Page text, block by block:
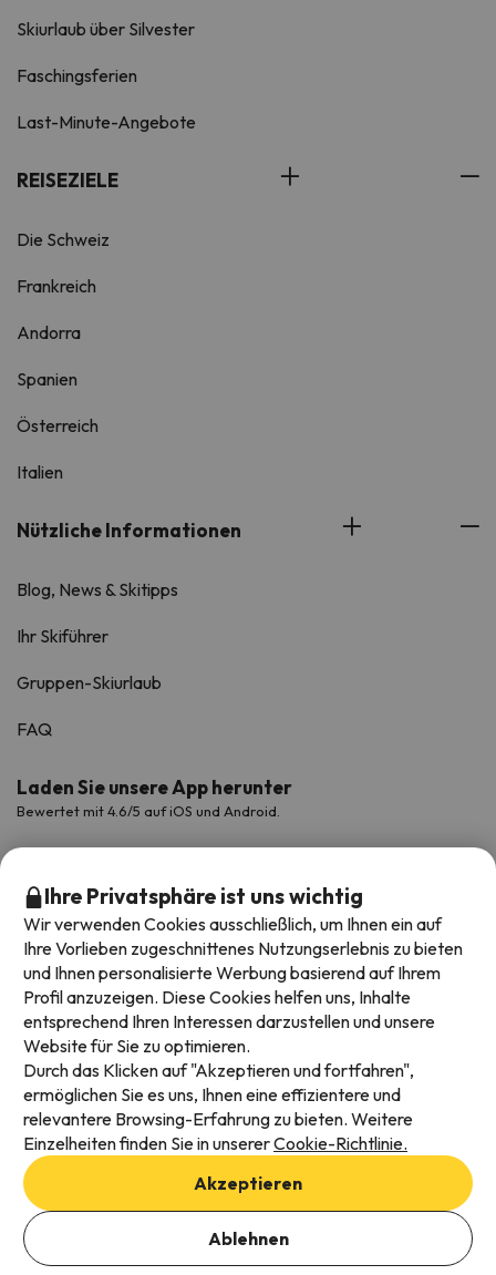
Daten hinzufügen, um Verfügbarkeit zu prüfen
Buchungsdaten auswählen
Skiurlaub über Silvester
Faschingsferien
Last-Minute-Angebote
REISEZIELE
Die Schweiz
Frankreich
Andorra
Spanien
Österreich
Italien
Nützliche Informationen
Blog, News & Skitipps
Ihr Skiführer
Gruppen-Skiurlaub
FAQ
Laden Sie unsere App herunter
Bewertet mit 4.6/5 auf iOS und Android.
Verfügbare Zahlungsarten
Impressum und AGBs
Datenschutz
Cookies Richtlinien
Ihre Privatsphäre ist uns wichtig
Wir verwenden Cookies ausschließlich, um Ihnen ein auf
Ihre Vorlieben zugeschnittenes Nutzungserlebnis zu bieten
und Ihnen personalisierte Werbung basierend auf Ihrem
Profil anzuzeigen. Diese Cookies helfen uns, Inhalte
entsprechend Ihren Interessen darzustellen und unsere
Website für Sie zu optimieren.
Durch das Klicken auf "Akzeptieren und fortfahren",
ermöglichen Sie es uns, Ihnen eine effizientere und
relevantere Browsing-Erfahrung zu bieten. Weitere
Einzelheiten finden Sie in unsererCookie-Richtlinie.
Akzeptieren
Ablehnen